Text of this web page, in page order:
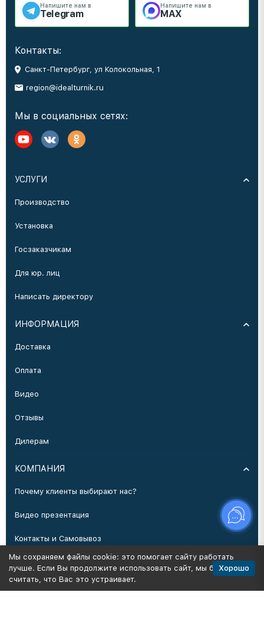
Напишите нам в
Telegram
Напишите нам в
MAX
Контакты:
Санкт-Петербург, ул Колокольная, 1
region@idealturnik.ru
Мы в социальных сетях:
УСЛУГИ
Производство
Установка
Госзаказчикам
Для юр. лиц
Написать директору
ИНФОРМАЦИЯ
Доставка
Оплата
Видео
Отзывы
Дилерам
КОМПАНИЯ
Почему клиенты выбирают нас?
Видео презентация
Контакты и Самовывоз
Производство
Мы сохраняем файлы cookie: это помогает сайту работать
лучше. Если Вы продолжите использовать сайт, мы будем
считать, что Вас это устраивает.
Хорошо